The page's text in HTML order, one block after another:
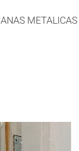
METALICAS